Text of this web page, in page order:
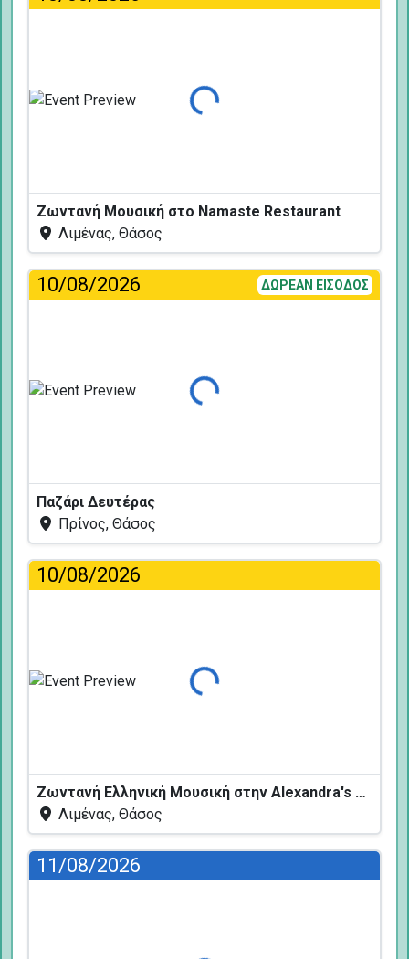
Φόρτωση...
Ζωντανή Μουσική στο Namaste Restaurant
Λιμένας, Θάσος
10/08/2026 ΔΩΡΕΑΝ ΕΙΣΟΔΟΣ
Φόρτωση...
Παζάρι Δευτέρας
Πρίνος, Θάσος
10/08/2026
Φόρτωση...
Ζωντανή Ελληνική Μουσική στην Alexandra's Restaurant
Λιμένας, Θάσος
11/08/2026